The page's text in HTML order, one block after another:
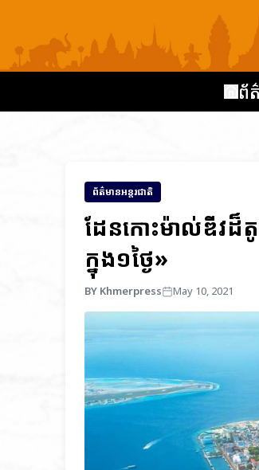
ព័
ព័ត៌មានអន្តរជាតិ
ដែនកោះម៉ាល់ឌីវដ៏
ក្នុង១ថ្ងៃ»
BY Khmerpress May 10, 2021